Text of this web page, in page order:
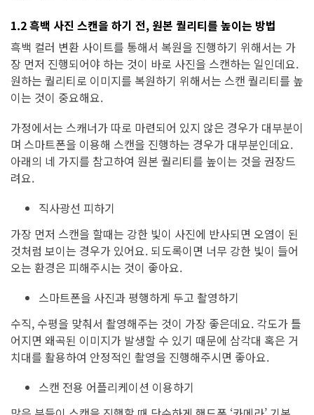
1.2 흑백 사진 스캔을 하기 전, 원본 퀄리티를 높이는 방법
흑백 컬러 변환 사이트를 통해서 복원을 진행하기 위해서는 가
장 먼저 진행되어야 하는 것이 바로 사진을 스캔하는 일인데요.
원하는 퀄리티로 이미지를 복원하기 위해서는 스캔 퀄리티를 높
이는 것이 중요해요.
가정에서는 스캐너가 따로 마련되어 있지 않은 경우가 대부분이
며 스마트폰을 이용해 스캔을 진행하는 경우가 대부분인데요.
아래의 네 가지를 참고하여 원본 퀄리티를 높이는 것을 권장드
려요.
직사광선 피하기
가장 먼저 스캔을 할때는 강한 빛이 사진에 반사되면 오염이 된
것처럼 보이는 경우가 있어요. 되도록이면 너무 강한 빛이 들어
오는 환경은 피해주시는 것이 좋아요.
스마트폰을 사진과 평행하게 두고 촬영하기
수직, 수평을 맞춰서 촬영해주는 것이 가장 좋은데요. 각도가 틀
어지면 왜곡된 이미지가 발생할 수 있기 때문에 삼각대 혹은 거
치대를 활용하여 안정적인 촬영을 진행해주시면 좋아요.
스캔 전용 어플리케이션 이용하기